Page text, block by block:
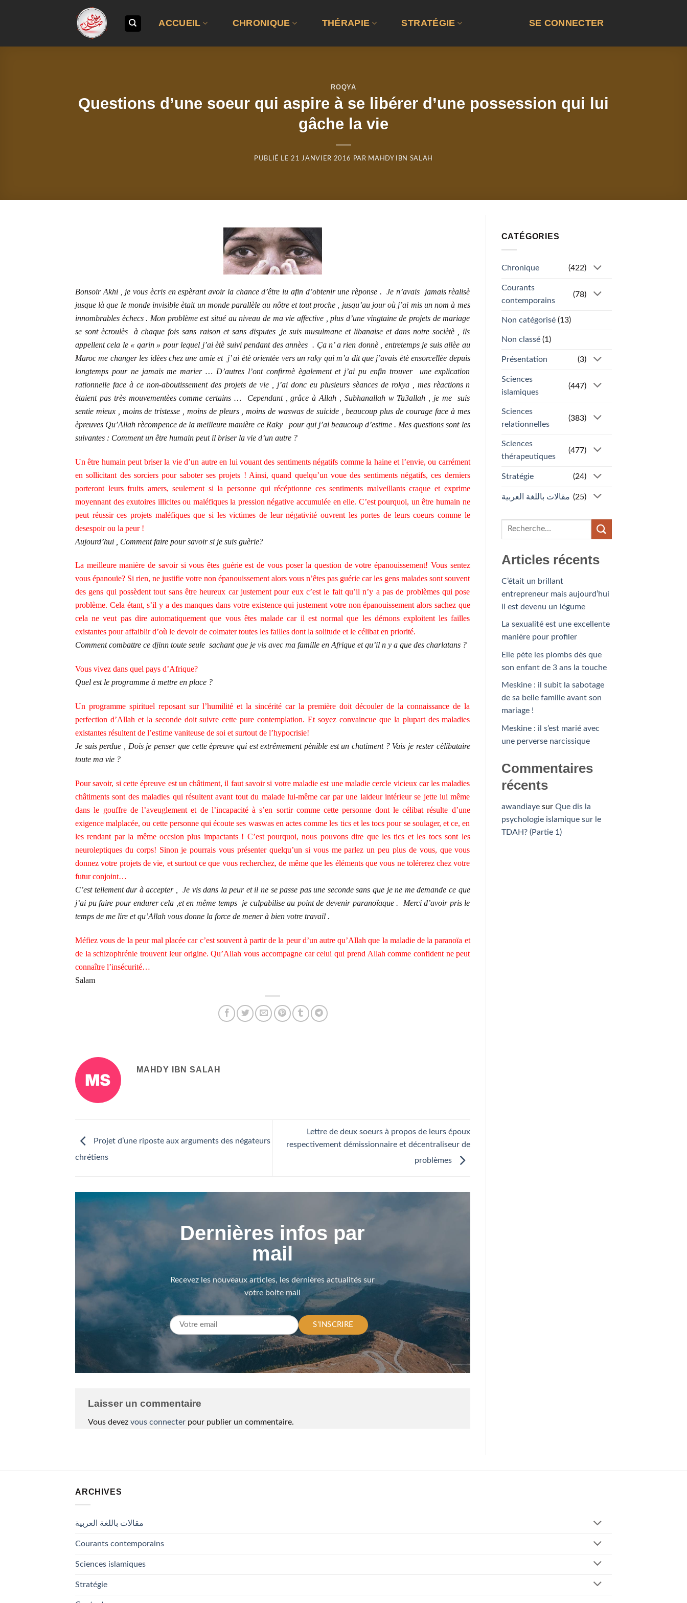
ACCUEIL CHRONIQUE THÉRAPIE STRATÉGIE SE CONNECTER
ROQYA
Questions d’une soeur qui aspire à se libérer d’une possession qui lui
gâche la vie
PUBLIÉ LE21 JANVIER 2016 PAR MAHDY IBN SALAH
Bonsoir Akhi , je vous ècris en espèrant avoir la chance d’être lu afin d’obtenir une rèponse . Je n’avais jamais rèalisè
jusque là que le monde invisible ètait un monde parallèle au nôtre et tout proche , jusqu’au jour où j’ai mis un nom à mes
innombrables èchecs . Mon problème est situé au niveau de ma vie affective , plus d’une vingtaine de projets de mariage
se sont ècroulès à chaque fois sans raison et sans disputes ,je suis musulmane et libanaise et dans notre sociètè , ils
appellent cela le « qarin » pour lequel j’ai ètè suivi pendant des annèes . Ça n’ a rien donnè , entretemps je suis allèe au
Maroc me changer les idèes chez une amie et j’ ai ètè orientèe vers un raky qui m’a dit que j’avais ètè ensorcellèe depuis
longtemps pour ne jamais me marier … D’autres l’ont confirmè ègalement et j’ai pu enfin trouver une explication
rationnelle face à ce non-aboutissement des projets de vie , j’ai donc eu plusieurs sèances de rokya , mes rèactions n
ètaient pas très mouvementèes comme certains … Cependant , grâce à Allah , Subhanallah w Ta3allah , je me suis
sentie mieux , moins de tristesse , moins de pleurs , moins de waswas de suicide , beaucoup plus de courage face à mes
èpreuves Qu’Allah rècompence de la meilleure manière ce Raky pour qui j’ai beaucoup d’estime . Mes questions sont les
suivantes : Comment un être humain peut il briser la vie d’un autre ?
Un être humain peut briser la vie d’un autre en lui vouant des sentiments négatifs comme la haine et l’envie, ou carrément
en sollicitant des sorciers pour saboter ses projets ! Ainsi, quand quelqu’un voue des sentiments négatifs, ces derniers
porteront leurs fruits amers, seulement si la personne qui récéptionne ces sentiments malveillants craque et exprime
moyennant des exutoires illicites ou maléfiques la pression négative accumulée en elle. C’est pourquoi, un être humain ne
peut réussir ces projets maléfiques que si les victimes de leur négativité ouvrent les portes de leurs coeurs comme le
desespoir ou la peur !
Aujourd’hui , Comment faire pour savoir si je suis guèrie?
La meilleure manière de savoir si vous êtes guérie est de vous poser la question de votre épanouissement! Vous sentez
vous épanouïe? Si rien, ne justifie votre non épanouissement alors vous n’êtes pas guérie car les gens malades sont souvent
des gens qui possèdent tout sans être heureux car justement pour eux c’est le fait qu’il n’y a pas de problèmes qui pose
problème. Cela étant, s’il y a des manques dans votre existence qui justement votre non épanouissement alors sachez que
cela ne veut pas dire automatiquement que vous êtes malade car il est normal que les démons exploitent les failles
existantes pour affaiblir d’où le devoir de colmater toutes les failles dont la solitude et le célibat en priorité.
Comment combattre ce djinn toute seule sachant que je vis avec ma famille en Afrique et qu’il n y a que des charlatans ?
Vous vivez dans quel pays d’Afrique?
Quel est le programme à mettre en place ?
Un programme spirituel reposant sur l’humilité et la sincérité car la première doit découler de la connaissance de la
perfection d’Allah et la seconde doit suivre cette pure contemplation. Et soyez convaincue que la plupart des maladies
existantes résultent de l’estime vaniteuse de soi et surtout de l’hypocrisie!
Je suis perdue , Dois je penser que cette èpreuve qui est extrêmement pènible est un chatiment ? Vais je rester cèlibataire
toute ma vie ?
Pour savoir, si cette épreuve est un châtiment, il faut savoir si votre maladie est une maladie cercle vicieux car les maladies
châtiments sont des maladies qui résultent avant tout du malade lui-même car par une laideur intérieur se jette lui même
dans le gouffre de l’aveuglement et de l’incapacité à s’en sortir comme cette personne dont le célibat résulte d’une
exigence malplacée, ou cette personne qui écoute ses waswas en actes comme les tics et les tocs pour se soulager, et ce, en
les rendant par la même occsion plus impactants ! C’est pourquoi, nous pouvons dire que les tics et les tocs sont les
neuroleptiques du corps! Sinon je pourrais vous présenter quelqu’un si vous me parlez un peu plus de vous, que vous
donnez votre projets de vie, et surtout ce que vous recherchez, de même que les éléments que vous ne tolérerez chez votre
futur conjoint…
C’est tellement dur à accepter , Je vis dans la peur et il ne se passe pas une seconde sans que je ne me demande ce que
j’ai pu faire pour endurer cela ,et en même temps je culpabilise au point de devenir paranoïaque . Merci d’avoir pris le
temps de me lire et qu’Allah vous donne la force de mener à bien votre travail .
Méfiez vous de la peur mal placée car c’est souvent à partir de la peur d’un autre qu’Allah que la maladie de la paranoïa et
de la schizophrénie trouvent leur origine. Qu’Allah vous accompagne car celui qui prend Allah comme confident ne peut
connaître l’insécurité…
Salam
MAHDY IBN SALAH
Projet d’une riposte aux arguments des négateurs
chrétiens
Lettre de deux soeurs à propos de leurs époux
respectivement démissionnaire et décentraliseur de
problèmes
Dernières infos par
mail
Recevez les nouveaux articles, les dernières actualités sur
votre boite mail
S'INSCRIRE
Laisser un commentaire
Vous devez vous connecter pour publier un commentaire.
CATÉGORIES
Chronique (422)
Courants
contemporains
(78)
Non catégorisé(13)
Non classé(1)
Présentation (3)
Sciences
islamiques
(447)
Sciences
relationnelles
(383)
Sciences
thérapeutiques
(477)
Stratégie (24)
مقالات باللغة العربية (25)
Articles récents
C’était un brillant
entrepreneur mais aujourd’hui
il est devenu un légume
La sexualité est une excellente
manière pour profiler
Elle pète les plombs dès que
son enfant de 3 ans la touche
Meskine : il subit la sabotage
de sa belle famille avant son
mariage !
Meskine : il s’est marié avec
une perverse narcissique
Commentaires
récents
awandiayesur Que dis la
psychologie islamique sur le
TDAH? (Partie 1)
ARCHIVES
مقالات باللغة العربية
Courants contemporains
Sciences islamiques
Stratégie